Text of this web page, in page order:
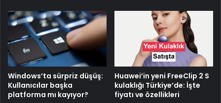
Windows’ta sürpriz düşüş:
Kullanıcılar başka
platforma mı kayıyor?
Huawei’in yeni FreeClip 2 S
kulaklığı Türkiye’de: İşte
fiyatı ve özellikleri